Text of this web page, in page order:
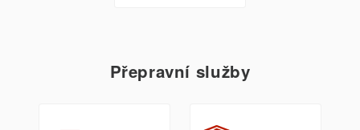
Přepravní služby